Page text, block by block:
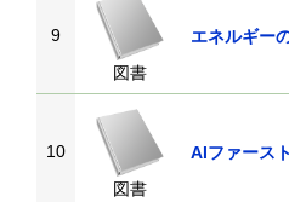
9
図書
エネルギー
10
図書
AIファース